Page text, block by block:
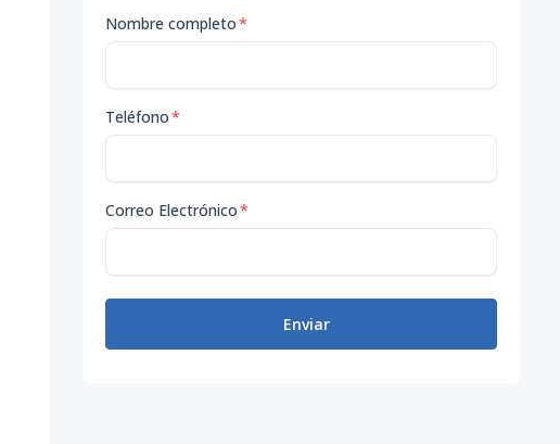
Nombre completo*
Teléfono*
Correo Electrónico*
Enviar